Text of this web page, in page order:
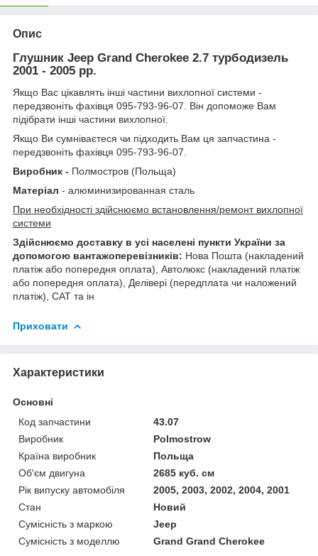
Опис
Глушник Jeep Grand Cherokee 2.7 турбодизель
2001 - 2005 рр.
Якщо Вас цікавлять інші частини вихлопної системи -
передзвоніть фахівця 095-793-96-07. Він допоможе Вам
підібрати інші частини вихлопної.
Якщо Ви сумніваєтеся чи підходить Вам ця запчастина -
передзвоніть фахівця 095-793-96-07.
Виробник - Полмостров (Польща)
Матеріал - алюминизированная сталь
При необхідності здійснюємо встановлення/ремонт вихлопної
системи
Здійснюємо доставку в усі населені пункти України за
допомогою вантажоперевізників: Нова Пошта (накладений
платіж або попередня оплата), Автолюкс (накладений платіж
або попередня оплата), Делівері (передплата чи наложений
платіж), САТ та ін
Приховати
Характеристики
Основні
Код запчастини
43.07
Виробник
Polmostrow
Країна виробник
Польща
Об'єм двигуна
2685 куб. см
Рік випуску автомобіля
2005, 2003, 2002, 2004, 2001
Стан
Новий
Сумісність з маркою
Jeep
Сумісність з моделлю
Grand Grand Cherokee